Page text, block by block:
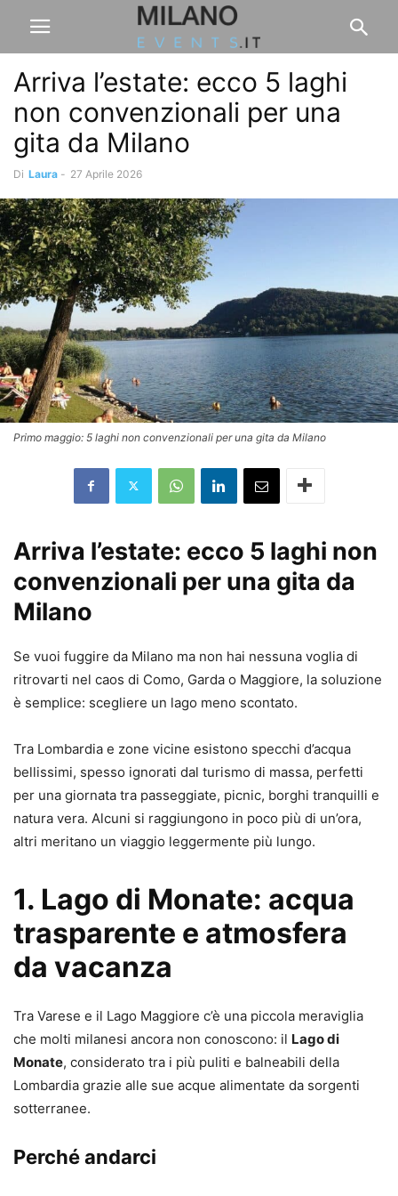
Arriva l’estate: ecco 5 laghi
non convenzionali per una
gita da Milano
Di Laura - 27 Aprile 2026
Primo maggio: 5 laghi non convenzionali per una gita da Milano
Arriva l’estate: ecco 5 laghi non
convenzionali per una gita da
Milano
Se vuoi fuggire da Milano ma non hai nessuna voglia di
ritrovarti nel caos di Como, Garda o Maggiore, la soluzione
è semplice: scegliere un lago meno scontato.
Tra Lombardia e zone vicine esistono specchi d’acqua
bellissimi, spesso ignorati dal turismo di massa, perfetti
per una giornata tra passeggiate, picnic, borghi tranquilli e
natura vera. Alcuni si raggiungono in poco più di un’ora,
altri meritano un viaggio leggermente più lungo.
1. Lago di Monate: acqua
trasparente e atmosfera
da vacanza
Tra Varese e il Lago Maggiore c’è una piccola meraviglia
che molti milanesi ancora non conoscono: il Lago di
Monate, considerato tra i più puliti e balneabili della
Lombardia grazie alle sue acque alimentate da sorgenti
sotterranee.
Perché andarci